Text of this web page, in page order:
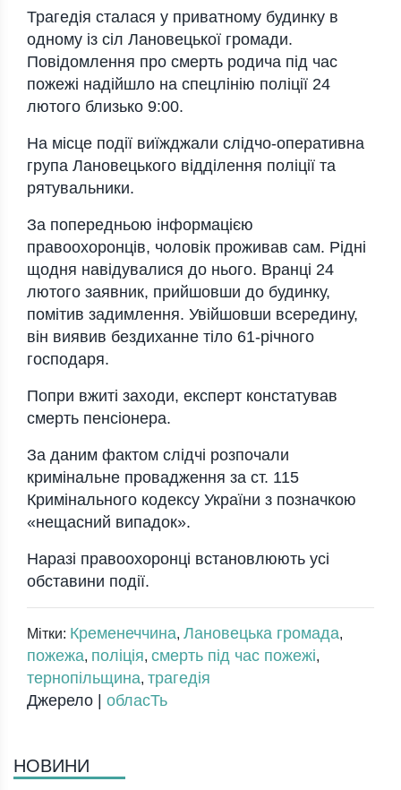
Трагедія сталася у приватному будинку в
одному із сіл Лановецької громади.
Повідомлення про смерть родича під час
пожежі надійшло на спецлінію поліції 24
лютого близько 9:00.
На місце події виїжджали слідчо-оперативна
група Лановецького відділення поліції та
рятувальники.
За попередньою інформацією
правоохоронців, чоловік проживав сам. Рідні
щодня навідувалися до нього. Вранці 24
лютого заявник, прийшовши до будинку,
помітив задимлення. Увійшовши всередину,
він виявив бездиханне тіло 61-річного
господаря.
Попри вжиті заходи, експерт констатував
смерть пенсіонера.
За даним фактом слідчі розпочали
кримінальне провадження за ст. 115
Кримінального кодексу України з позначкою
«нещасний випадок».
Наразі правоохоронці встановлюють усі
обставини події.
Мітки: Кременеччина, Лановецька громада,
пожежа, поліція, смерть під час пожежі,
тернопільщина, трагедія
Джерело | обласТь
НОВИНИ